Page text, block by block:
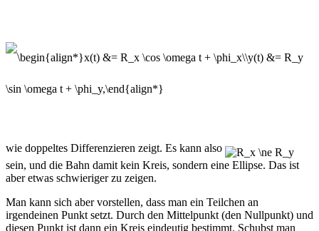
wie doppeltes Differenzieren zeigt. Es kann also
sein, und die Bahn damit kein Kreis, sondern eine Ellipse. Das ist
aber etwas schwieriger zu zeigen.
Man kann sich aber vorstellen, dass man ein Teilchen an
irgendeinen Punkt setzt. Durch den Mittelpunkt (den Nullpunkt) und
diesen Punkt ist dann ein Kreis eindeutig bestimmt. Schubst man